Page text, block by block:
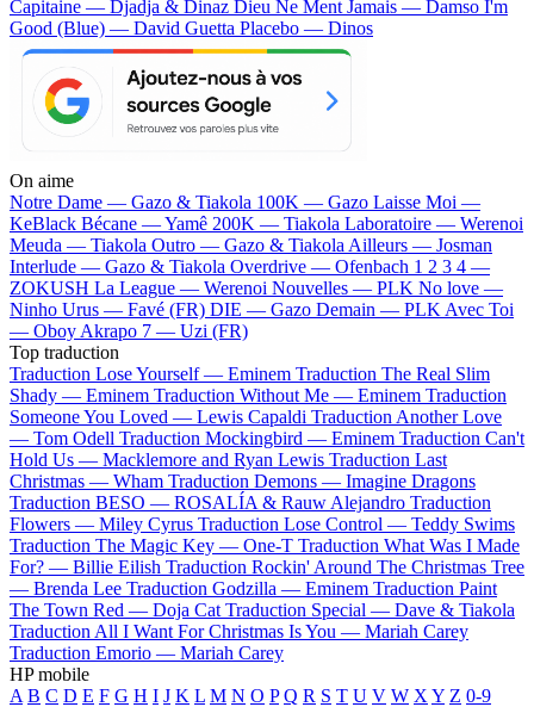
Capitaine — Djadja & Dinaz Dieu Ne Ment Jamais — Damso I'm
Good (Blue) — David Guetta Placebo — Dinos
On aime
Notre Dame — Gazo & Tiakola 100K — Gazo Laisse Moi —
KeBlack Bécane —Yamê 200K — Tiakola Laboratoire — Werenoi
Meuda — Tiakola Outro — Gazo & Tiakola Ailleurs — Josman
Interlude — Gazo & Tiakola Overdrive — Ofenbach 1 2 3 4 —
ZOKUSH La League — Werenoi Nouvelles — PLK No love —
Ninho Urus — Favé (FR) DIE — Gazo Demain — PLK Avec Toi
— Oboy Akrapo 7 — Uzi (FR)
Top traduction
Traduction Lose Yourself — Eminem Traduction The Real Slim
Shady — Eminem Traduction Without Me — Eminem Traduction
Someone You Loved — Lewis Capaldi Traduction Another Love
— Tom Odell Traduction Mockingbird — Eminem Traduction Can't
Hold Us — Macklemore and Ryan Lewis Traduction Last
Christmas — Wham Traduction Demons — Imagine Dragons
Traduction BESO — ROSALÍA & Rauw Alejandro Traduction
Flowers — Miley Cyrus Traduction Lose Control — Teddy Swims
Traduction The Magic Key — One-T Traduction What Was I Made
For? — Billie Eilish Traduction Rockin' Around The Christmas Tree
— Brenda Lee Traduction Godzilla — Eminem Traduction Paint
The Town Red — Doja Cat Traduction Special — Dave & Tiakola
Traduction All I Want For Christmas Is You — Mariah Carey
Traduction Emorio — Mariah Carey
HP mobile
A B C D E F G H I J K L M N O P Q R S T U V W X Y Z 0-9